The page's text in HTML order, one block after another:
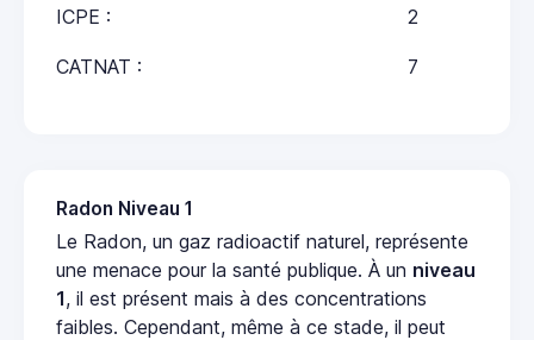
ICPE : 2
CATNAT : 7
Radon Niveau 1
Le Radon, un gaz radioactif naturel, représente
une menace pour la santé publique. À un niveau
1, il est présent mais à des concentrations
faibles. Cependant, même à ce stade, il peut